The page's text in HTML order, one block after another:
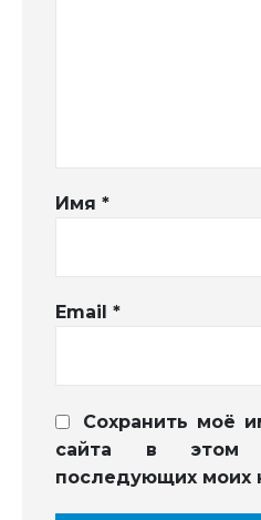
Имя *
Email *
Сохранить моё
сайта в этом
последующих моих